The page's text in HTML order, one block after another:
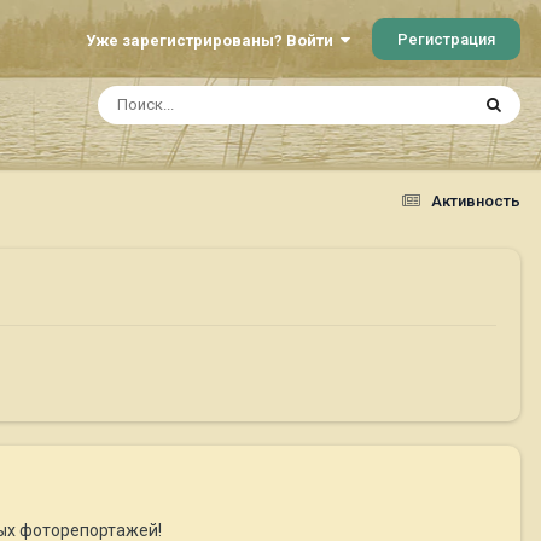
Уже зарегистрированы? Войти Регистрация
Активность
фоторепортажей!